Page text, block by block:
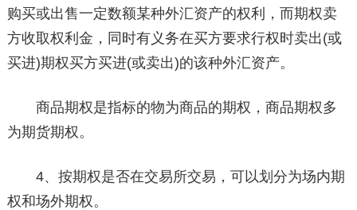
购买或出售一定数额某种外汇资产的权利，而期权卖
方收取权利金，同时有义务在买方要求行权时卖出(或
买进)期权买方买进(或卖出)的该种外汇资产。
商品期权是指标的物为商品的期权，商品期权多
为期货期权。
4、按期权是否在交易所交易，可以划分为场内期
权和场外期权。